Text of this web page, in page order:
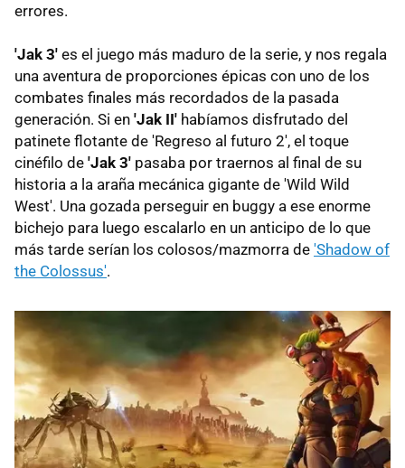
errores.
'Jak 3' es el juego más maduro de la serie, y nos regala
una aventura de proporciones épicas con uno de los
combates finales más recordados de la pasada
generación. Si en 'Jak II' habíamos disfrutado del
patinete flotante de 'Regreso al futuro 2', el toque
cinéfilo de 'Jak 3' pasaba por traernos al final de su
historia a la araña mecánica gigante de 'Wild Wild
West'. Una gozada perseguir en buggy a ese enorme
bichejo para luego escalarlo en un anticipo de lo que
más tarde serían los colosos/mazmorra de 'Shadow of
the Colossus'.